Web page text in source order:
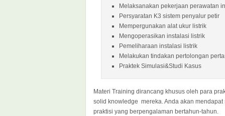
Melaksanakan pekerjaan perawatan
Persyaratan K3 sistem penyalur petir
Mempergunakan alat ukur listrik
Mengoperasikan instalasi listrik
Pemeliharaan instalasi listrik
Melakukan tindakan pertolongan
Praktek Simulasi&Studi Kasus
Materi Training dirancang khusus oleh para
solid knowledge mereka. Anda akan
praktisi yang berpengalaman bertahun-tahun.